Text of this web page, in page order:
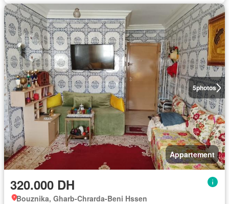
5photos
Appartement
320.000 DH
Bouznika, Gharb-Chrarda-Beni Hssen